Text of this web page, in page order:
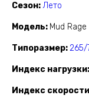
Сезон Лето
Модель Mud Rage
Типоразмер 265/
Индекс нагрузки
Индекс скорости